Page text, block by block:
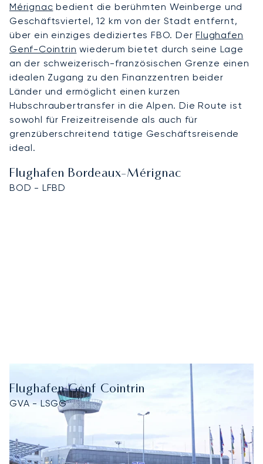
Mérignac bedient die berühmten Weinberge und
Geschäftsviertel, 12 km von der Stadt entfernt,
über ein einziges dediziertes FBO. DerFlughafen
Genf-Cointrin wiederum bietet durch seine Lage
an der schweizerisch-französischen Grenze einen
idealen Zugang zu den Finanzzentren beider
Länder und ermöglicht einen kurzen
Hubschraubertransfer in die Alpen. Die Route ist
sowohl für Freizeitreisende als auch für
grenzüberschreitend tätige Geschäftsreisende
ideal.
Flughafen Bordeaux-Mérignac
BOD - LFBD
Flughafen Genf Cointrin
GVA - LSGG